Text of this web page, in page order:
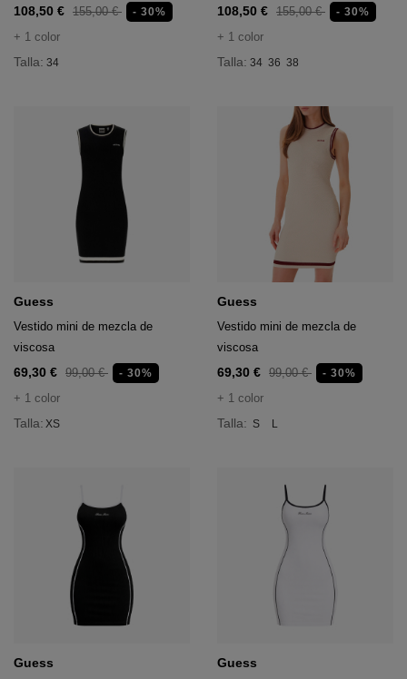
108,50 € 155,00 € - 30%
+ 1 color
Talla: 34
108,50 € 155,00 € - 30%
+ 1 color
Talla: 34 36 38
Guess
Vestido mini de mezcla de
viscosa
69,30 € 99,00 € - 30%
+ 1 color
Talla: XS
Guess
Vestido mini de mezcla de
viscosa
69,30 € 99,00 € - 30%
+ 1 color
Talla: S L
Guess Guess